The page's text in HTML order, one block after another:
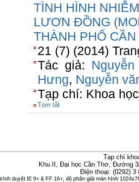
TÌNH HÌNH
LƯƠN ĐỒNG
THÀNH PHỐ
21 (7) (2014)
Tác giả:
Hưng, Nguyễn
Tạp chí: Khoa
Tóm tắt
Tạp chí
Khu II, Đại học Cần Thơ, Đường
Điện thoại: (0292)
duyệt IE 9+ & FF 16+, độ phân giải màn hình